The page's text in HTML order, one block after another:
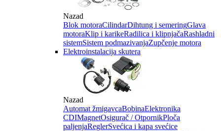
Nazad
Blok motoraCilindarDihtung i semeringGlava
motoraKlip i karikeRadilica i klipnjačaRashladni
sistemSistem podmazivanjaZupčenje motora
Elektroinstalacija skutera
Nazad
Automat žmigavcaBobinaElektronika
CDIMagnetOsigurač / OtpornikPloča
paljenjaReglerSvećica i kapa svećice